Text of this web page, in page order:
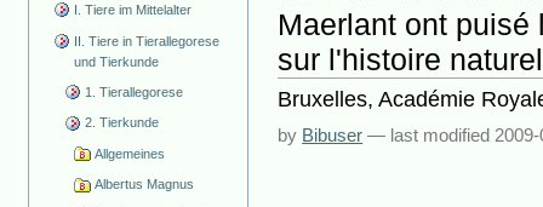
I. Tiere im Mittelalter
II. Tiere in Tierallegorese
und Tierkunde
1. Tierallegorese
2. Tierkunde
Allgemeines
Albertus Magnus
Maerlant ont
sur l'histoire
Bruxelles, Académie
by Bibuser — last modified